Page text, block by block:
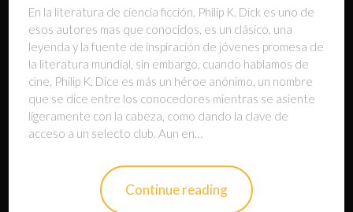
En la literatura de ciencia ficción, Philip K. Dick es uno de
esos autores mas que conocidos, es un clásico, una
leyenda y la fuente de inspiración de jóvenes promesa de
la literatura mundial, sin embargo, cuando hablamos de
cine, Philip K. Dice es más un héroe anónimo, un nombre
que se dice entre los conocedores mientras se asiente
ligeramente con la cabeza, como dando la clave de
acceso a un selecto club. Aun en…
Continue reading